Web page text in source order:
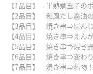
【1品目】 半熟煮玉子の
【2品目】 和風だし醤油
【3品目】 焼き串⇒ぼん
【4品目】 焼き串⇒えん
【5品目】 焼き串⇒焼き
【6品目】 焼き串⇒変わ
【7品目】 焼き串⇒名物